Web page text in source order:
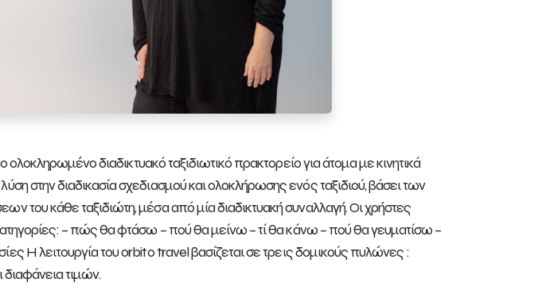
διαδικτυακό ταξιδιωτικό πρακτορείο για άτομα με κινητικά
στην διαδικασία σχεδιασμού και ολοκλήρωσης ενός ταξιδιού, βάσει των
του κάθε ταξιδιώτη, μέσα από μία διαδικτυακή συναλλαγή. Οι χρήστες
– πώς θα φτάσω – πού θα μείνω – τί θα κάνω – πού θα γευματίσω –
Η λειτουργία του οrbito travel βασίζεται σε τρεις δομικούς πυλώνες :
διαφάνεια τιμών.